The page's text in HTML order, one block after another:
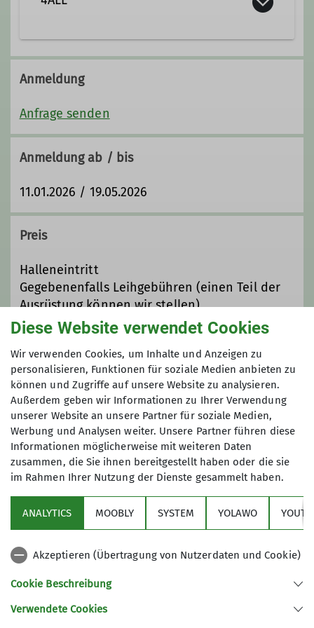
Beirat
Gruppenbetreuer*in Klettergruppe
Der Deutsche Alpenverein ist offen
FOR ALL = 4ALL
Wir wollen uns hier in Duisburg für
Integration und Inklusion einsetzen.
kann mitmachen – egal, welche
Erfahrung du hast. Wir unterstützen
dich so, wie es für dich passt. Es gibt
Sektion mit. In Zukunft wollen wir das
auch bei anderen Aktivitäten wie
Kletterveranstaltungen tun. Aber
fangen wir klein an. Ab 2025 soll es so
aussehen:
Du möchtest zum Klettertreff
kommen?
Du möchtest bei einem Ausflug der
Kulturwandergruppe dabei sein?
Dann unterstützen wir dich, dass du
mitmachen kannst. Wie genau das
funktioniert und was geht, probieren
wir gemeinsam aus. Wir unterstützen
dich gerne, aber wir sind „nur“
Ehrenamtler und keine Bergführer.
Das heißt, wir müssen zusammen den
besten Weg finden. Das ist am Berg
normal – und das können wir gut!
Sprich uns also an, wenn du bei uns
besuchen willst oder bei einem Event
Anmeldung
Anfrage senden
Anmeldung ab / bis
11.01.2026 / 19.05.2026
Preis
Halleneintritt
Gegebenenfalls Leihgebühren (einen Teil der
Ausrüstung können wir stellen)
Maximale Teilnehmeranzahl
10
Sektion
Service
Sektion Duisburg des Deutschen Alpenvereins e.V.
Diese Website verwendet Cookies
Wir verwenden Cookies, um Inhalte und Anzeigen zu
personalisieren, Funktionen für soziale Medien anbieten zu
können und Zugriffe auf unsere Website zu analysieren.
Außerdem geben wir Informationen zu Ihrer Verwendung
unserer Website an unsere Partner für soziale Medien,
Werbung und Analysen weiter. Unsere Partner führen diese
Informationen möglicherweise mit weiteren Daten
zusammen, die Sie ihnen bereitgestellt haben oder die sie
im Rahmen Ihrer Nutzung der Dienste gesammelt haben.
ANALYTICS MOOBLY SYSTEM YOLAWO
Akzeptieren (Übertragung von Nutzerdaten und Cookie)
Cookie Beschreibung
Verwendete Cookies